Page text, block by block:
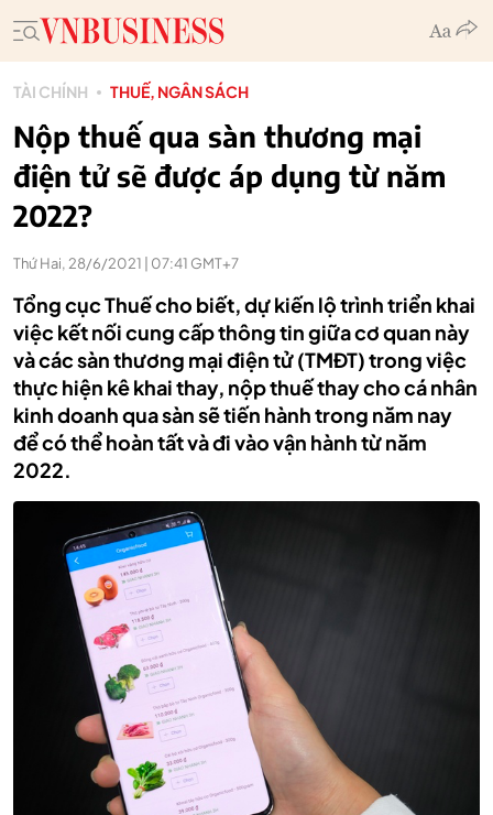
TÀI CHÍNH THUẾ, NGÂN SÁCH
Nộp thuế qua sàn thương mại
điện tử sẽ được áp dụng từ năm
2022?
Thứ Hai, 28/6/2021 | 07:41 GMT+7
Tổng cục Thuế cho biết, dự kiến lộ trình triển khai
việc kết nối cung cấp thông tin giữa cơ quan này
và các sàn thương mại điện tử (TMĐT) trong việc
thực hiện kê khai thay, nộp thuế thay cho cá nhân
kinh doanh qua sàn sẽ tiến hành trong năm nay
để có thể hoàn tất và đi vào vận hành từ năm
2022.